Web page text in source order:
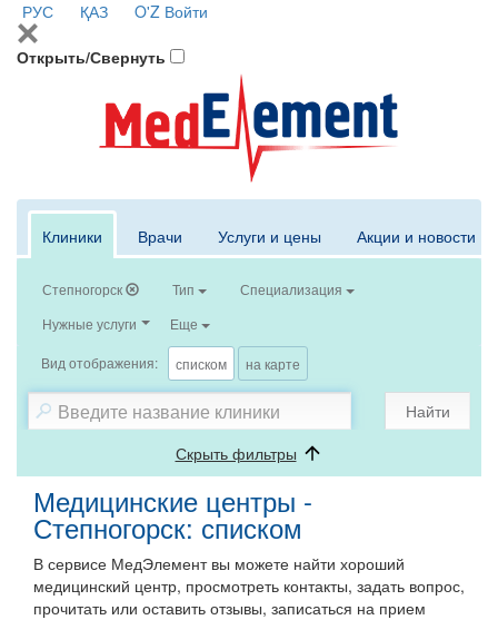
РУС ҚАЗ O'Z Войти
Открыть/Свернуть
Клиники Врачи Услуги и цены Акции и новости
Степногорск Тип
Специализация
Нужные услуги
Еще
Вид отображения: списком на карте
Найти
Скрыть фильтры
Медицинские центры -
Степногорск: списком
В сервисе МедЭлемент вы можете найти хороший
медицинский центр, просмотреть контакты, задать вопрос,
прочитать или оставить отзывы, записаться на прием